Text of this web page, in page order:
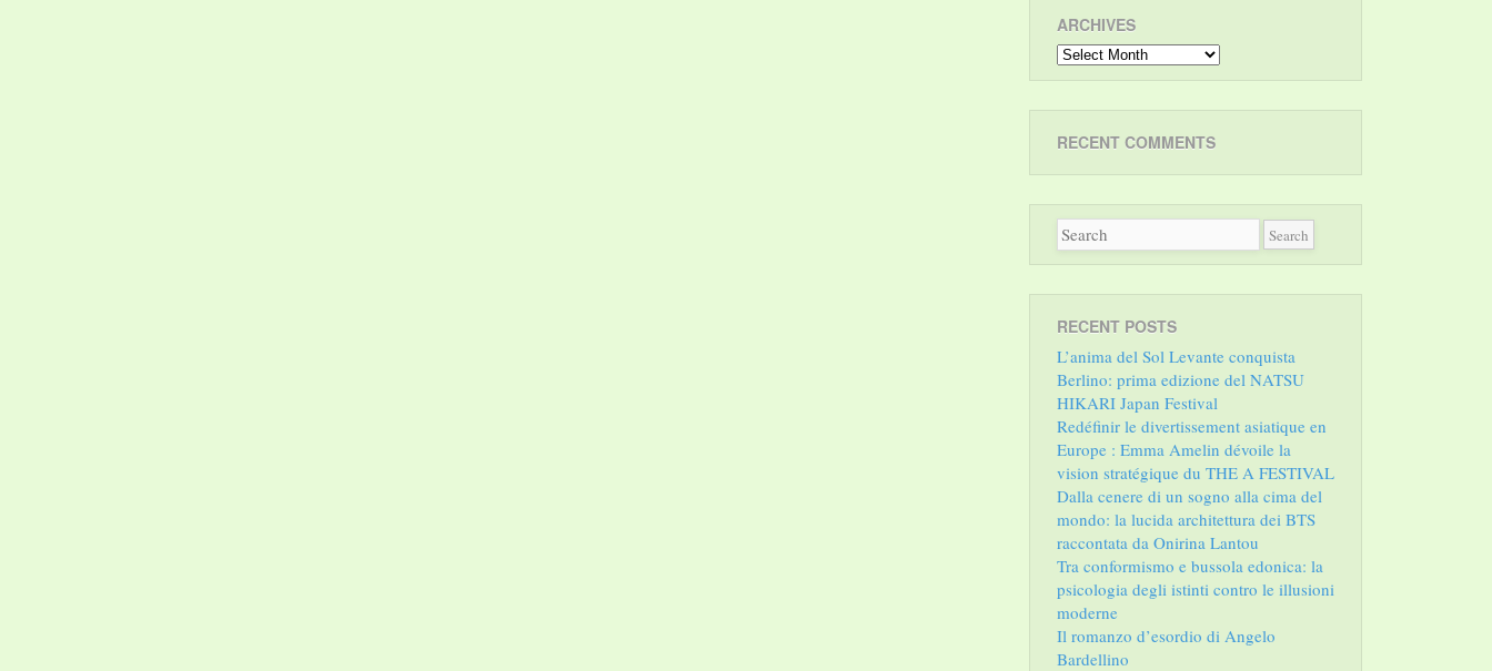
ARCHIVES
Archives
RECENT COMMENTS
RECENT POSTS
L’anima del Sol Levante conquista
Berlino: prima edizione del NATSU
HIKARI Japan Festival
Redéfinir le divertissement asiatique en
Europe : Emma Amelin dévoile la
vision stratégique du THE A FESTIVAL
Dalla cenere di un sogno alla cima del
mondo: la lucida architettura dei BTS
raccontata da Onirina Lantou
Tra conformismo e bussola edonica: la
psicologia degli istinti contro le illusioni
moderne
Il romanzo d’esordio di Angelo
Bardellino